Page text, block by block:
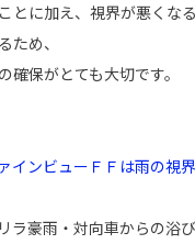
とに加え、視界が悪くな
ため、
確保がとても大切です。
インビューＦＦは雨の視界
ラ豪雨・対向車からの浴